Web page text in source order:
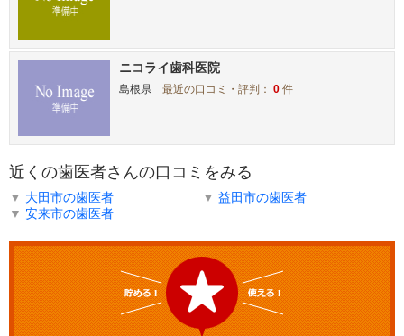
ニコライ歯科医院
島根県 最近の口コミ・評判：0 件
近くの歯医者さんの口コミをみる
▼ 大田市の歯医者 ▼ 益田市の歯医者
▼ 安来市の歯医者